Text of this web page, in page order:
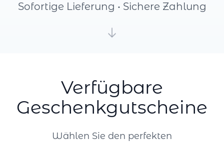
Sofortige Lieferung • Sichere Zahlung
Verfügbare
Geschenkgutscheine
Wählen Sie den perfekten